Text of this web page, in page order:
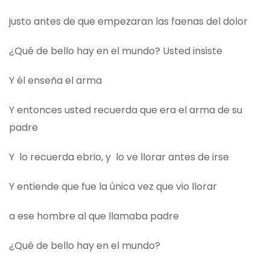
justo antes de que empezaran las faenas del dolor
¿Qué de bello hay en el mundo? Usted insiste
Y él enseña el arma
Y entonces usted recuerda que era el arma de su
padre
Y lo recuerda ebrio, y lo ve llorar antes de irse
Y entiende que fue la única vez que vio llorar
a ese hombre al que llamaba padre
¿Qué de bello hay en el mundo?